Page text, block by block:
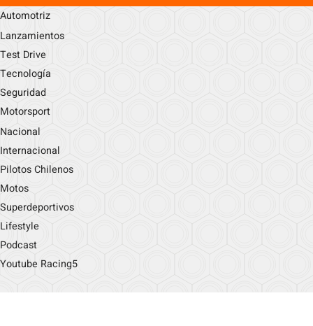
Automotriz
Lanzamientos
Test Drive
Tecnología
Seguridad
Motorsport
Nacional
Internacional
Pilotos Chilenos
Motos
Superdeportivos
Lifestyle
Podcast
Youtube Racing5